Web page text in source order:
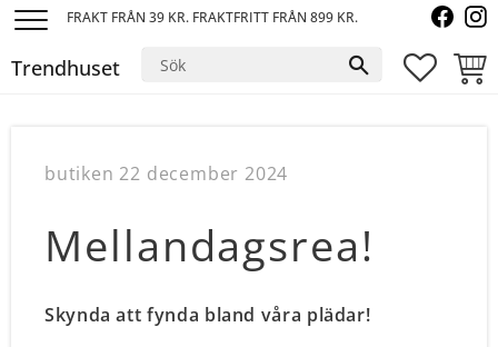
FRAKT FRÅN 39 KR. FRAKTFRITT FRÅN 899 KR.
Trendhuset
butiken 22 december 2024
Mellandagsrea!
Skynda att fynda bland våra plädar!